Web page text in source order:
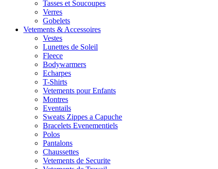
Tasses et Soucoupes
Verres
Gobelets
Vetements & Accessoires
Vestes
Lunettes de Soleil
Fleece
Bodywarmers
Echarpes
T-Shirts
Vetements pour Enfants
Montres
Eventails
Sweats Zippes a Capuche
Bracelets Evenementiels
Polos
Pantalons
Chaussettes
Vetements de Securite